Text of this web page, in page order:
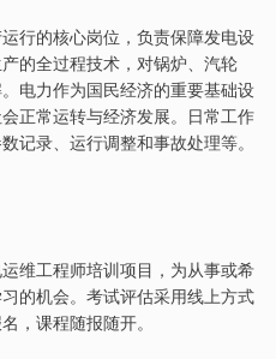
行的核心岗位，负责保障发电设
的全过程技术，对锅炉、汽轮
电力作为国民经济的重要基础设
正常运转与经济发展。日常工作
记录、运行调整和事故处理等。
维工程师培训项目，为从事或希
的机会。考试评估采用线上方式
，课程随报随开。